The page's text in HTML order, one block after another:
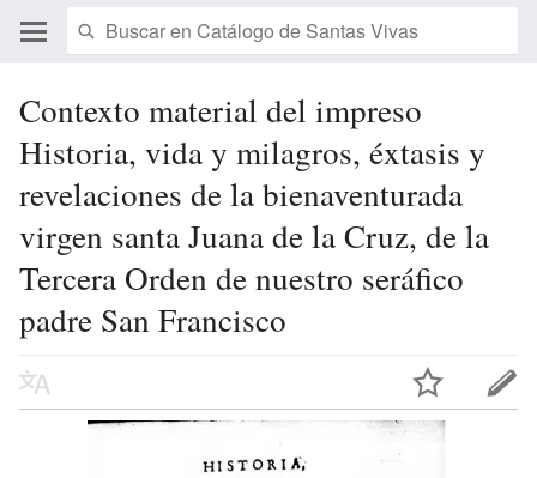
Contexto material del impreso
Historia, vida y milagros, éxtasis y
revelaciones de la bienaventurada
virgen santa Juana de la Cruz, de la
Tercera Orden de nuestro seráfico
padre San Francisco